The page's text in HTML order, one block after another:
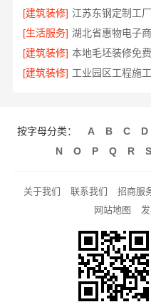
[建筑装修] 江苏东钢定制工
[生活服务]
[建筑装修]
[建筑装修]
按字母分类： A B C D
N
O P Q R S
关于我们 联系我们 招商服
网站地图